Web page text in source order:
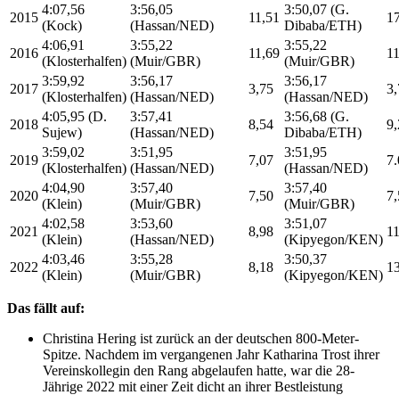
2015
4:07,56
(Kock)
3:56,05
(Hassan/NED)
11,51
3:50,07 (G.
Dibaba/ETH)
2016
4:06,91
(Klosterhalfen)
3:55,22
(Muir/GBR)
11,69
3:55,22
(Muir/GBR)
2017
3:59,92
(Klosterhalfen)
3:56,17
(Hassan/NED)
3,75
3:56,17
(Hassan/NED)
2018
4:05,95 (D.
Sujew)
3:57,41
(Hassan/NED)
8,54
3:56,68 (G.
Dibaba/ETH)
2019
3:59,02
(Klosterhalfen)
3:51,95
(Hassan/NED)
7,07
3:51,95
(Hassan/NED)
2020
4:04,90
(Klein)
3:57,40
(Muir/GBR)
7,50
3:57,40
(Muir/GBR)
2021
4:02,58
(Klein)
3:53,60
(Hassan/NED)
8,98
3:51,07
(Kipyegon/KEN)
2022
4:03,46
(Klein)
3:55,28
(Muir/GBR)
8,18
3:50,37
(Kipyegon/KEN)
Das fällt auf:
Christina Hering ist zurück an der deutschen 800-Meter-
Spitze. Nachdem im vergangenen Jahr Katharina Trost ihrer
Vereinskollegin den Rang abgelaufen hatte, war die 28-
Jährige 2022 mit einer Zeit dicht an ihrer Bestleistung